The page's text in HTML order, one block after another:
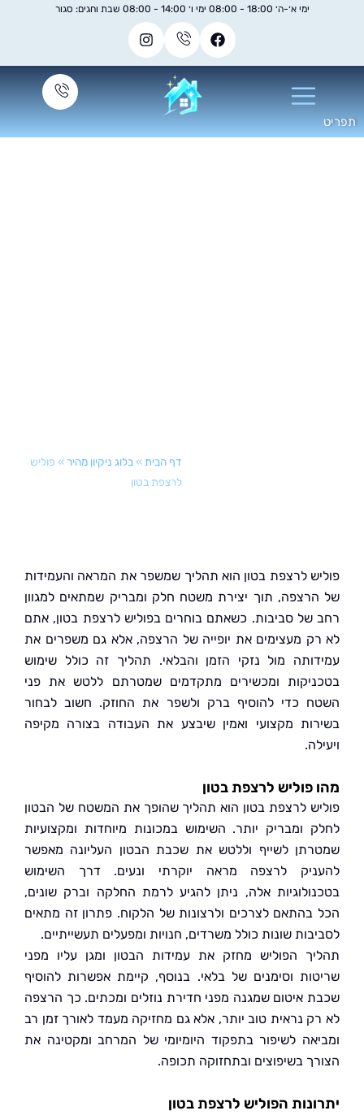
»בלוג ניקיון מהיר »פוליש
לרצפת בטון
לרצפת בטון הוא תהליך שמשפר את המראה והעמידות
תוך יצירת משטח חלק ומבריק שמתאים למגוון
סביבות. כשאתם בוחרים בפוליש לרצפת בטון, אתם
מעצימים את יופייה של הרצפה, אלא גם משפרים את
מול נזקי הזמן והבלאי. תהליך זה כולל שימוש
ומכשירים מתקדמים שמטרתם ללטש את פני
כדי להוסיף ברק ולשפר את החוזק. חשוב לבחור
מקצועי ואמין שיבצע את העבודה בצורה מקיפה
לרצפת בטון
לרצפת בטון הוא תהליך שהופך את המשטח של הבטון
ומבריק יותר. השימוש במכונות מיוחדות ומקצועיות
לשייף וללטש את שכבת הבטון העליונה מאפשר
לרצפה מראה יוקרתי ונעים. דרך השימוש
אלה, ניתן להגיע לרמת החלקה וברק שונים,
לצרכים ולרצונות של הלקוח. פתרון זה מתאים
שונות כולל משרדים, חנויות ומפעלים תעשייתיים.
הפוליש מחזק את עמידות הבטון ומגן עליו מפני
וסימנים של בלאי. בנוסף, קיימת אפשרות להוסיף
איטום שמגנה מפני חדירת נוזלים ומכתים. כך הרצפה
נראית טוב יותר, אלא גם מחזיקה מעמד לאורך זמן רב
לשיפור בתפקוד היומיומי של המרחב ומקטינה את
בשיפוצים ובתחזוקה תכופה.
הפוליש לרצפת בטון